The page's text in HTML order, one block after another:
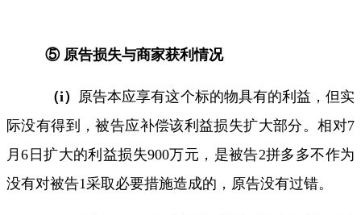
⑤ 原告损失与商家获利情况
（i） 原告本应享有这个标的物具有的利益，但实
际没有得到，被告应补偿该利益损失扩大部分。相对7
月6 日扩大的利益损失900万元，是被告2拼多多不作为
没有对被告1采取必要措施造成的，原告没有过错。